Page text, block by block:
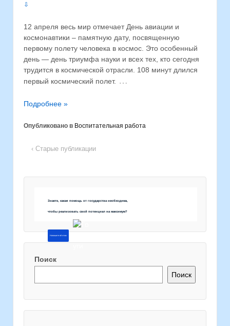
⇩
12 апреля весь мир отмечает День авиации и
космонавтики – памятную дату, посвященную
первому полету человека в космос. Это особенный
день — день триумфа науки и всех тех, кто сегодня
трудится в космической отрасли. 108 минут длился
первый космический полет. …
Подробнее »
Опубликовано в Воспитательная работа
‹ Старые публикации
Знаете, какая помощь от государства необходима,
чтобы реализовать свой потенциал на максимум?
Напишите об этом
Поиск
Поиск